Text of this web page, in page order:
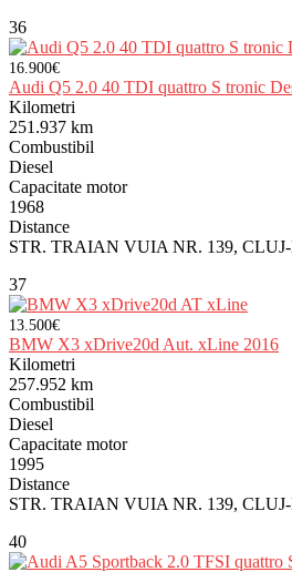
36
16.900€
Audi Q5 2.0 40 TDI quattro S tronic
Kilometri
251.937 km
Combustibil
Diesel
Capacitate motor
1968
Distance
STR. TRAIAN VUIA NR. 139,
37
13.500€
BMW X3 xDrive20d Aut. xLine 2016
Kilometri
257.952 km
Combustibil
Diesel
Capacitate motor
1995
Distance
STR. TRAIAN VUIA NR. 139,
40